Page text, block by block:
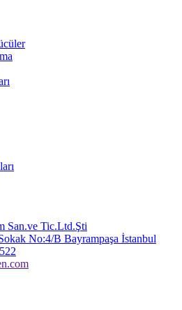
San.ve Tic.Ltd.Şti
No:4/B Bayrampaşa İstanbul